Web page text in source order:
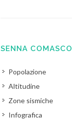
SENNA COMASCO
Popolazione
Altitudine
Zone sismiche
Infografica